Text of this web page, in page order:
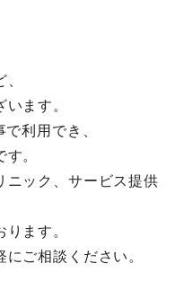
ます。
利用でき、
。
ニック、サービス提供
ます。
ご相談ください。